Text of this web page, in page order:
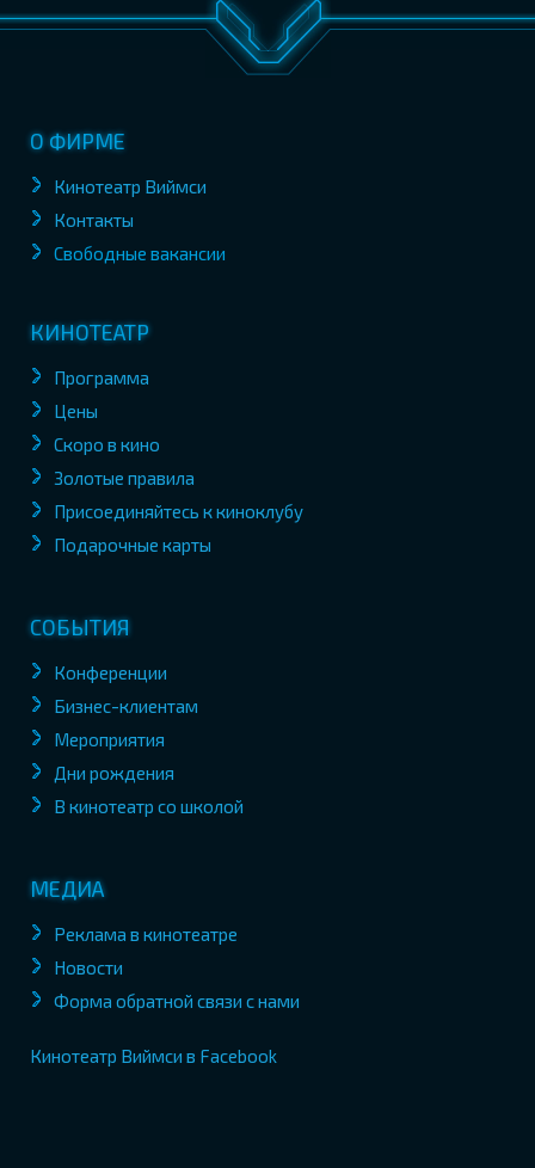
О ФИРМЕ
Кинотеатр Виймси
Контакты
Свободные вакансии
КИНОТЕАТР
Программа
Цены
Скоро в кино
Золотые правила
Присоединяйтесь к киноклубу
Подарочные карты
СОБЫТИЯ
Конференции
Бизнес-клиентам
Мероприятия
Дни рождения
В кинотеатр со школой
МЕДИА
Реклама в кинотеатре
Новости
Форма обратной связи с нами
Кинотеатр Виймси в Facebook